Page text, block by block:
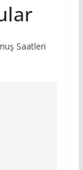
Saatleri